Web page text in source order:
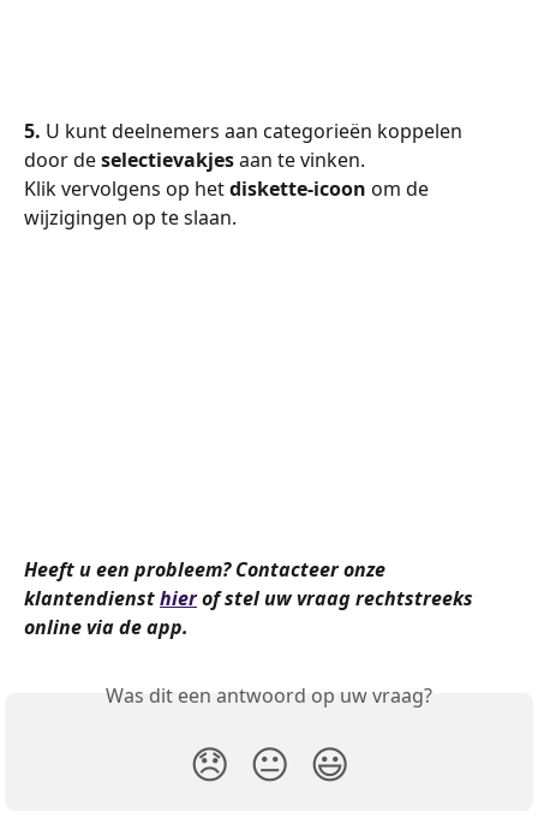
5. U kunt deelnemers aan categorieën koppelen
door de selectievakjes aan te vinken.
Klik vervolgens op het diskette-icoon om de
wijzigingen op te slaan.
Heeft u een probleem? Contacteer onze
klantendiensthierof stel uw vraag rechtstreeks
online via de app.
Was dit een antwoord op uw vraag?
😞 😐 😃